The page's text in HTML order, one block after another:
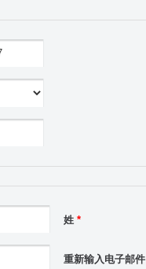
姓 *
重新输入电子邮件